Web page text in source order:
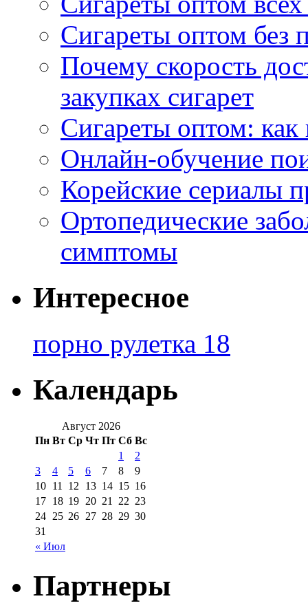
Сигареты оптом без
Почему скорость
закупках сигарет
Сигареты оптом:
Онлайн-обучение
Корейские сериалы
Ортопедические
симптомы
Интересное
порно рулетка 18
Календарь
Август 2026
Пн Вт Ср Чт Пт Сб Вс
« Июл
1
2
3
4 5 6 7 8
9
10 11 12 13 14 15 16
17 18 19 20 21 22 23
24 25 26 27 28 29 30
31
Партнеры